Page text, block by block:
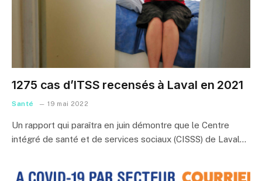
1275 cas d’ITSS recensés à Laval en 2021
Santé 19 mai 2022
Un rapport qui paraîtra en juin démontre que le Centre
intégré de santé et de services sociaux (CISSS) de Laval…